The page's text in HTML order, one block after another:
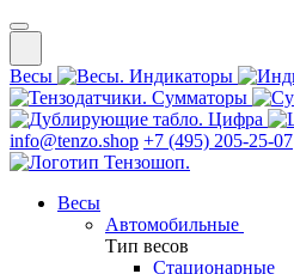
Весы Индикаторы
Сумматоры
Цифра
info@tenzo.shop +7 (495) 205-25-07
Весы
Автомобильные
Тип весов
Стационарные